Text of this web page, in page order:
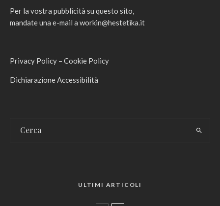
Per la vostra pubblicità su questo sito,
mandate una e-mail a workin@hestetika.it
Privacy Policy – Cookie Policy
Dichiarazione Accessibilità
ULTIMI ARTICOLI